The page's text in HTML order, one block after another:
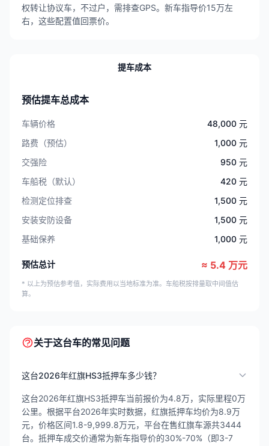
权转让协议车，不过户，需排查GPS。新车指导价15万左
右，这些配置值回票价。
提车成本
预估提车总成本
车辆价格
48,000 元
路费（预估）
1,000 元
交强险
950 元
车船税（默认）
420 元
检测定位排查
1,500 元
安装安防设备
1,500 元
基础保养
1,000 元
预估总计 ≈ 5.4 万元
* 以上为预估参考值，实际费用以当地标准为准。车船税按排量取中间值估
算。
关于这台车的常见问题
这台2026年红旗HS3抵押车多少钱？
这台2026年红旗HS3抵押车当前报价为4.8万，实际里程0万
公里。根据平台2026年实时数据，红旗抵押车均价为8.9万
元，价格区间1.8-9,999.8万元，平台在售红旗车源共3444
台。抵押车成交价通常为新车指导价的30%-70%（即3-7